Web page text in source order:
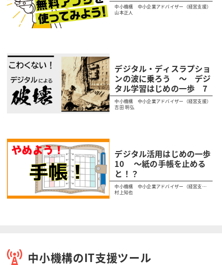
中小機構 中小企業アドバイザー（経営支援）
山本正人
デジタル・ディスラプショ
ンの波に乗ろう ～ デジ
タル学習はじめの一歩 7
中小機構 中小企業アドバイザー（経営支援）
吉田 明弘
デジタル活用はじめの一歩
10 ～紙の手帳を止める
と！？
中小機構 中小企業アドバイザー（経営支
援）
村上知也
中小機構のIT支援ツール